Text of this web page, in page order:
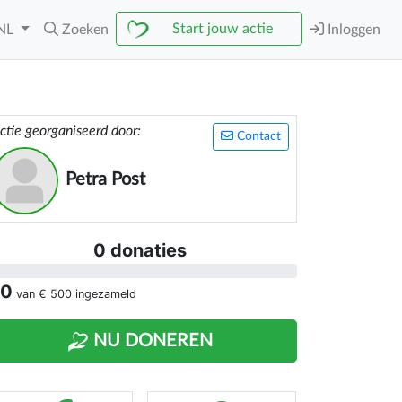
Zoeken Start jouw actie Inloggen
Contact
georganiseerd door:
Petra Post
0 donaties
van € 500 ingezameld
NU DONEREN